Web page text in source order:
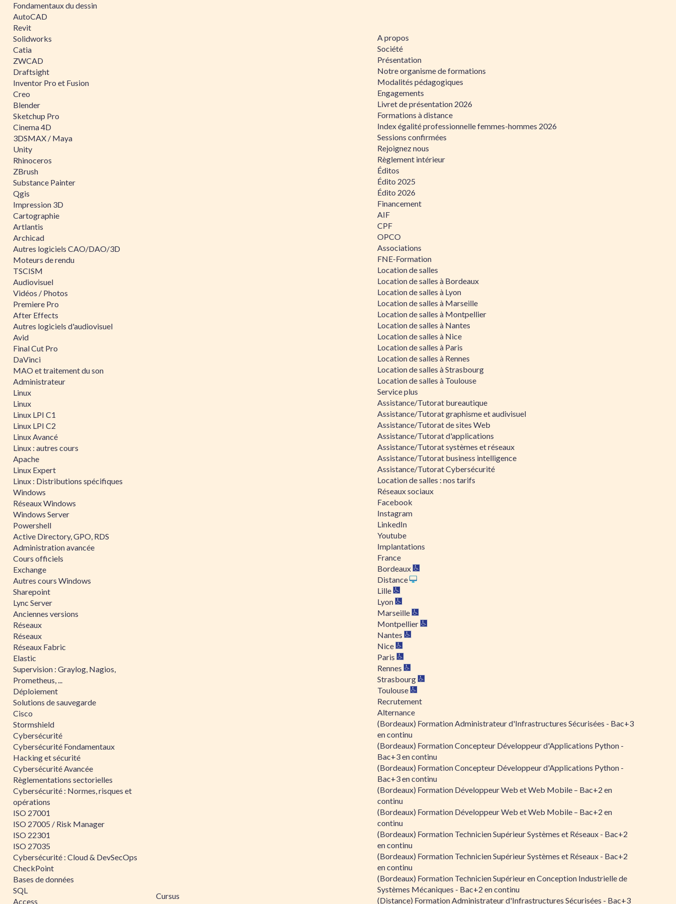
Fondamentaux du dessin
AutoCAD
Revit
Solidworks
Catia
ZWCAD
Draftsight
Inventor Pro et Fusion
Creo
Blender
Sketchup Pro
Cinema 4D
3DSMAX / Maya
Unity
Rhinoceros
ZBrush
Substance Painter
Qgis
Impression 3D
Cartographie
Artlantis
Archicad
Autres logiciels CAO/DAO/3D
Moteurs de rendu
TSCISM
Audiovisuel
Vidéos / Photos
Premiere Pro
After Effects
Autres logiciels d'audiovisuel
Avid
Final Cut Pro
DaVinci
MAO et traitement du son
Administrateur
Linux
Linux
Linux LPI C1
Linux LPI C2
Linux Avancé
Linux : autres cours
Apache
Linux Expert
Linux : Distributions spécifiques
Windows
Réseaux Windows
Windows Server
Powershell
Active Directory, GPO, RDS
Administration avancée
Cours officiels
Exchange
Autres cours Windows
Sharepoint
Lync Server
Anciennes versions
Réseaux
Réseaux
Réseaux Fabric
Elastic
Supervision : Graylog, Nagios,
Prometheus, ...
Déploiement
Solutions de sauvegarde
Cisco
Stormshield
Cybersécurité
Cybersécurité Fondamentaux
Hacking et sécurité
Cybersécurité Avancée
Règlementations sectorielles
Cybersécurité : Normes, risques et
opérations
ISO 27001
ISO 27005 / Risk Manager
ISO 22301
ISO 27035
Cybersécurité : Cloud & DevSecOps
CheckPoint
Bases de données
SQL
Access
Cursus
A propos
Société
Présentation
Notre organisme de formations
Modalités pédagogiques
Engagements
Livret de présentation 2026
Formations à distance
Index égalité professionnelle femmes-hommes 2026
Sessions confirmées
Rejoignez nous
Règlement intérieur
Éditos
Édito 2025
Édito 2026
Financement
AIF
CPF
OPCO
Associations
FNE-Formation
Location de salles
Location de salles à Bordeaux
Location de salles à Lyon
Location de salles à Marseille
Location de salles à Montpellier
Location de salles à Nantes
Location de salles à Nice
Location de salles à Paris
Location de salles à Rennes
Location de salles à Strasbourg
Location de salles à Toulouse
Service plus
Assistance/Tutorat bureautique
Assistance/Tutorat graphisme et audivisuel
Assistance/Tutorat de sites Web
Assistance/Tutorat d'applications
Assistance/Tutorat systèmes et réseaux
Assistance/Tutorat business intelligence
Assistance/Tutorat Cybersécurité
Location de salles : nos tarifs
Réseaux sociaux
Facebook
Instagram
LinkedIn
Youtube
Implantations
France
Bordeaux
Distance
Lille
Lyon
Marseille
Montpellier
Nantes
Nice
Paris
Rennes
Strasbourg
Toulouse
Recrutement
Alternance
(Bordeaux) Formation Administrateur d'Infrastructures Sécurisées - Bac+3
en continu
(Bordeaux) Formation Concepteur Développeur d'Applications Python -
Bac+3 en continu
(Bordeaux) Formation Concepteur Développeur d'Applications Python -
Bac+3 en continu
(Bordeaux) Formation Développeur Web et Web Mobile – Bac+2 en
continu
(Bordeaux) Formation Développeur Web et Web Mobile – Bac+2 en
continu
(Bordeaux) Formation Technicien Supérieur Systèmes et Réseaux - Bac+2
en continu
(Bordeaux) Formation Technicien Supérieur Systèmes et Réseaux - Bac+2
en continu
(Bordeaux) Formation Technicien Supérieur en Conception Industrielle de
Systèmes Mécaniques - Bac+2 en continu
(Distance) Formation Administrateur d'Infrastructures Sécurisées - Bac+3